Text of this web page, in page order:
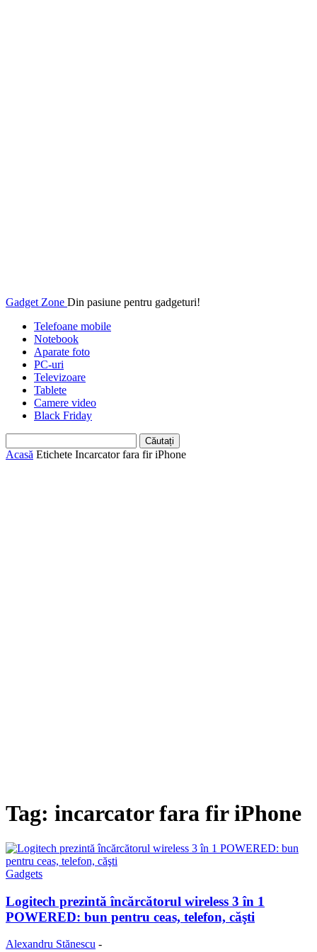
Gadget Zone Din pasiune pentru gadgeturi!
Telefoane mobile
Notebook
Aparate foto
PC-uri
Televizoare
Tablete
Camere video
Black Friday
Acasă Etichete Incarcator fara fir iPhone
Tag: incarcator fara fir iPhone
Gadgets
Logitech prezintă încărcătorul wireless 3 în 1
POWERED: bun pentru ceas, telefon, căşti
Alexandru Stănescu -